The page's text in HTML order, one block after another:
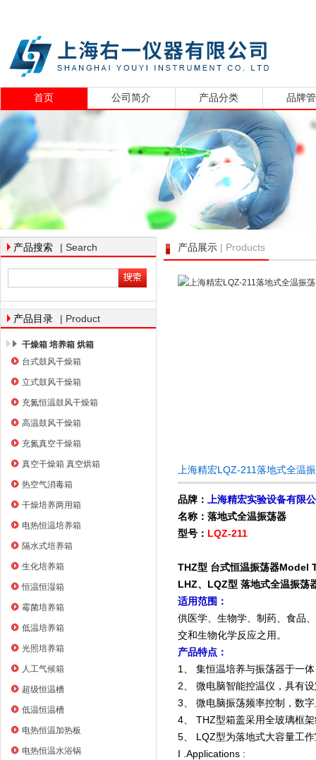
上海右一仪器有限公司
首页 公司简介 产品分类 品牌
产品搜索 | Search
产品目录 | Product
干燥箱 培养箱 烘箱
台式鼓风干燥箱
立式鼓风干燥箱
充氮恒温鼓风干燥箱
高温鼓风干燥箱
充氮真空干燥箱
真空干燥箱 真空烘箱
热空气消毒箱
干燥培养两用箱
电热恒温培养箱
隔水式培养箱
生化培养箱
恒温恒湿箱
霉菌培养箱
低温培养箱
光照培养箱
人工气候箱
超级恒温槽
低温恒温槽
电热恒温加热板
电热恒温水浴锅
产品展示 | Products
上海精宏LQZ-211落地式全温
品牌：
上海精宏实验设备有限
名称：落地式全温振荡器
型号： LQZ-211
THZ型 台式恒温振荡器
LHZ、LQZ型 落地式全温振
适用范围：
供医学、生物学、制药、食品
交和生物化学反应之用。
产品特点：
1、 集恒温培养与振荡器于一
2、 微电脑智能控温仪，具有
3、 微电脑振荡频率控制，数
4、 THZ型箱盖采用全玻璃框
5、 LQZ型为落地式大容量工
I .Applications :